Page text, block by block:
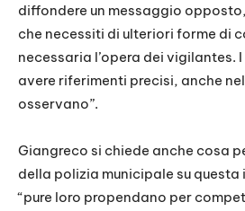
diffondere un messaggio
che necessiti di ulteriori forme di
necessaria l’opera dei vigilantes.
avere riferimenti precisi, anche
osservano”.
Giangreco si chiede anche cosa
della polizia municipale su questa
“pure loro propendano per